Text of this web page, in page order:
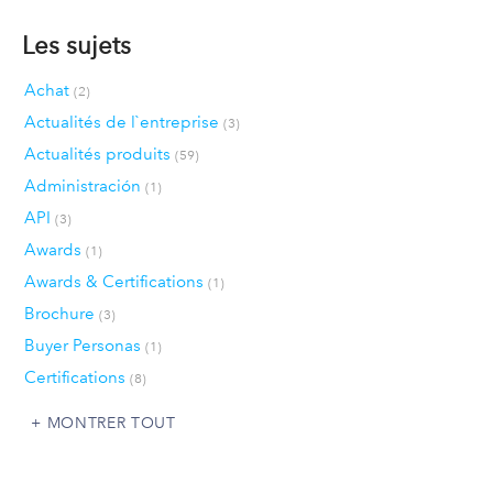
Les sujets
Achat (2)
Actualités de l`entreprise (3)
Actualités produits (59)
Administración (1)
API (3)
Awards (1)
Awards & Certifications (1)
Brochure (3)
Buyer Personas (1)
Certifications (8)
MONTRER TOUT